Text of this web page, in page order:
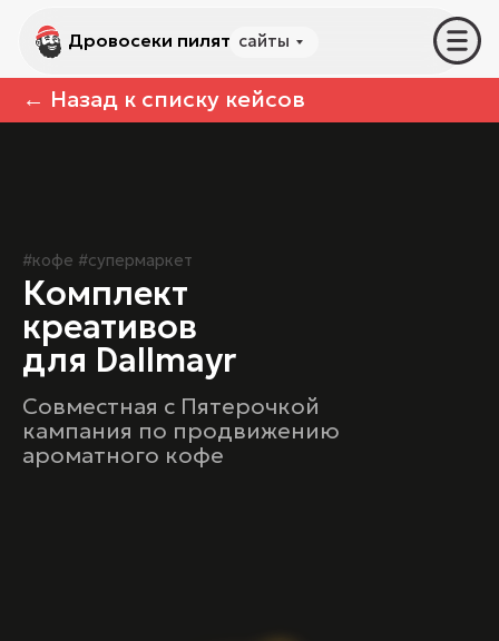
Дровосеки пилят сайты
услуги
Дровосеки пилят
← Назад к списку кейсов
Комплект
креативов
для Dallmayr
Совместная с Пятерочкой
кампания по продвижению
ароматного кофе
#кофе #супермаркет